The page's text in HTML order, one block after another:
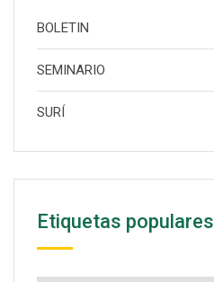
BOLETIN
SEMINARIO
SURÍ
Etiquetas populares